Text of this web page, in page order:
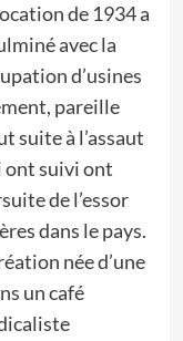
de 1934 a
avec la
d’usines
pareille
suite à l’assaut
ont suivi ont
de l’essor
dans le pays.
née d’une
un café